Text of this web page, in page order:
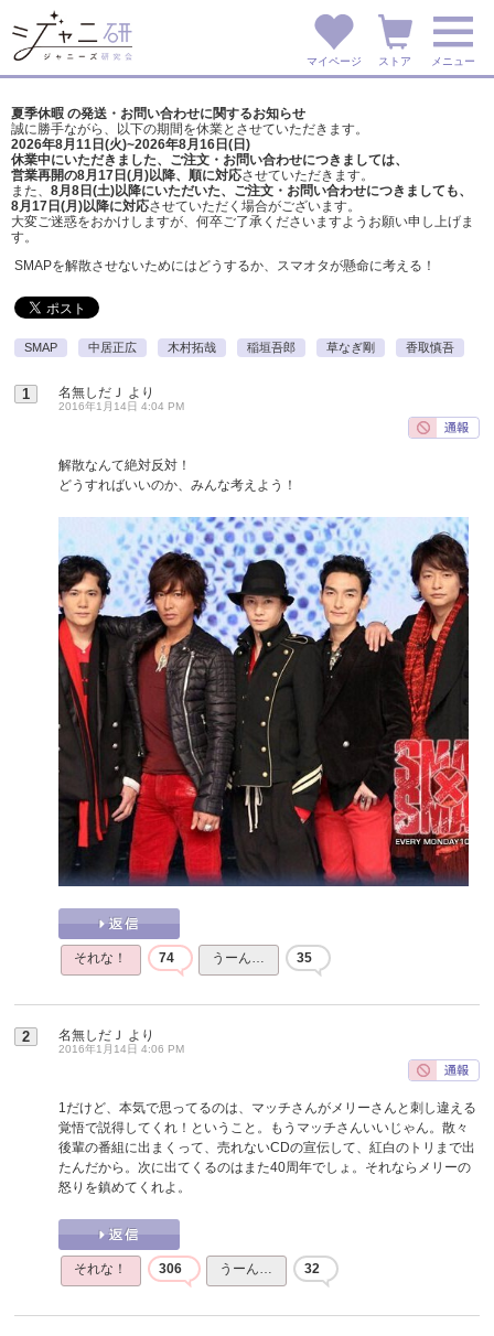
マイページ ストア メニュー
夏季休暇 の発送・お問い合わせに関するお知らせ
誠に勝手ながら、以下の期間を休業とさせていただきます。
2026年8月11日(火)~2026年8月16日(日)
休業中にいただきました、ご注文・お問い合わせにつきましては、
営業再開の8月17日(月)以降、順に対応させていただきます。
また、 8月8日(土)以降にいただいた、ご注文・ お問い合わせにつきましても、
8月17日(月)以降に対応させていただく場合がございます。
大変ご迷惑をおかけしますが、 何卒ご了承くださいますようお願い申し上げま
す。
SMAPを解散させないためにはどうするか、スマオタが懸命に考える！
SMAP 中居正広 木村拓哉 稲垣吾郎 草なぎ剛 香取慎吾
1 名無しだＪ より
2016年1月14日 4:04 PM
解散なんて絶対反対！
どうすればいいのか、みんな考えよう！
それな！ 74 うーん… 35
2 名無しだＪ より
2016年1月14日 4:06 PM
1だけど、本気で思ってるのは、マッチさんがメリーさんと刺し違える
覚悟で説得してくれ！ということ。もうマッチさんいいじゃん。散々
後輩の番組に出まくって、売れないCDの宣伝して、紅白のトリまで出
たんだから。次に出てくるのはまた40周年でしょ。それならメリーの
怒りを鎮めてくれよ。
それな！ 306 うーん… 32